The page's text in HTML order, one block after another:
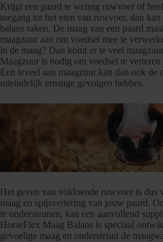
Krijgt een paard te weinig ruwvoer of
toegang tot het eten van ruwvoer, dan
balans raken. De maag van een paard
maagzuur aan om voedsel mee te
in de maag? Dan komt er te veel
Maagzuur is nodig om voedsel te
Een teveel aan maagzuur kan dan ook de
uiteindelijk ernstige gevolgen hebben.
Het geven van voldoende ruwvoer is dus
maag en spijsvertering van jouw paard.
te ondersteunen, kan een aanvullend
HorseFlex Maag Balans is speciaal
gevoelige maag en ondersteunt de